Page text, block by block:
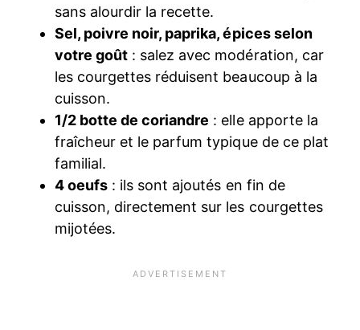
sans alourdir la recette.
Sel, poivre noir, paprika, épices selon
votre goût : salez avec modération, car
les courgettes réduisent beaucoup à la
cuisson.
1/2 botte de coriandre : elle apporte la
fraîcheur et le parfum typique de ce plat
familial.
4 oeufs : ils sont ajoutés en fin de
cuisson, directement sur les courgettes
mijotées.